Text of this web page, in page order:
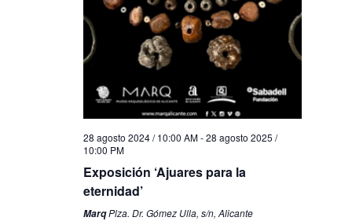
28 agosto 2024 / 10:00 AM-28 agosto 2025 /
10:00 PM
Exposición ‘Ajuares para la
eternidad’
MarqPlza. Dr. Gómez Ulla, s/n, Alicante